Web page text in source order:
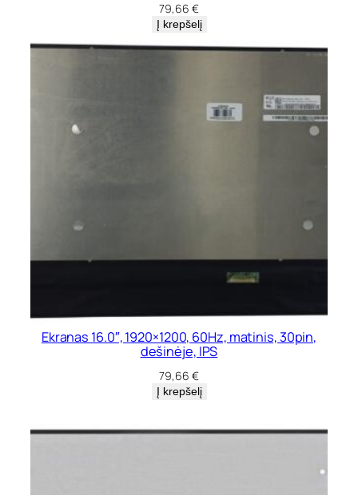
79,66 €
Į krepšelį
Ekranas 16.0″, 1920×1200, 60Hz, matinis, 30pin,
dešinėje, IPS
79,66 €
Į krepšelį